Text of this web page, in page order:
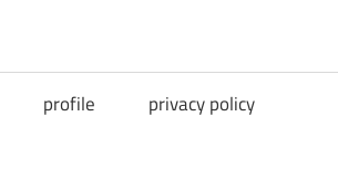
profile privacy policy